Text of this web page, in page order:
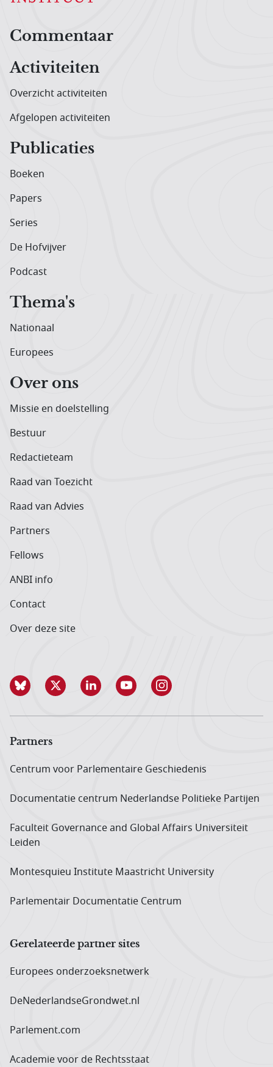
Hoofdnavigatiemenu
Commentaar
Activiteiten
Overzicht activiteiten
Afgelopen activiteiten
Publicaties
Boeken
Papers
Series
De Hofvijver
Podcast
Thema's
Nationaal
Europees
Over ons
Missie en doelstelling
Bestuur
Redactieteam
Raad van Toezicht
Raad van Advies
Partners
Fellows
ANBI info
Contact
Over deze site
Partners
Centrum voor Parlementaire Geschiedenis
Documentatie centrum Neder­landse Politieke Partijen
Faculteit Governance and Global Affairs Universiteit
Leiden
Montesquieu Institute Maastricht University
Parlementair Documentatie Centrum
Gerelateerde partner sites
Europees onderzoeks­netwerk
DeNederlandseGrondwet.nl
Parlement.com
Academie voor de Rechtsstaat